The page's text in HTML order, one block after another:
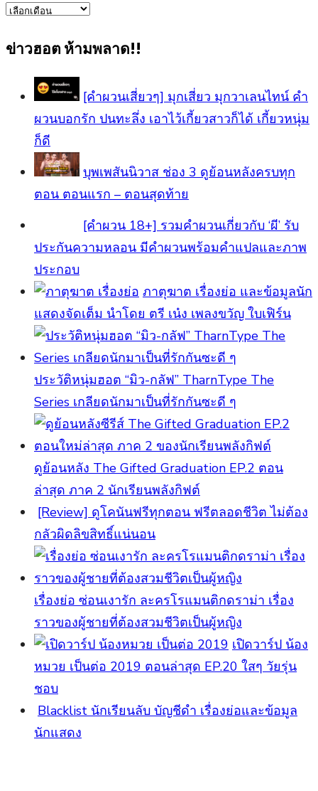
ข่าว
ข่าวฮอต ห้ามพลาด!!
[คำผวนเสี่ยวๆ] มุกเสี่ยว มุกวาเลนไทน์ คำ
ผวนบอกรัก ปนทะลึ่ง เอาไว้เกี้ยวสาวก็ได้ เกี้ยวหนุ่ม
ก็ดี
บุพเพสันนิวาส ช่อง 3 ดูย้อนหลังครบทุก
ตอน ตอนแรก – ตอนสุดท้าย
[คําผวน 18+] รวมคำผวนเกี่ยวกับ ‘ผี’ รับ
ประกันความหลอน มีคำผวนพร้อมคำแปลและภาพ
ประกอบ
ภาตุฆาต เรื่องย่อ และข้อมูลนัก
แสดงจัดเต็ม นำโดย ตรี เน๋ง เพลงขวัญ ใบเฟิร์น
ประวัติหนุ่มฮอต “มิว-กลัฟ” TharnType The
Series เกลียดนักมาเป็นที่รักกันซะดี ๆ
ดูย้อนหลัง The Gifted Graduation EP.2 ตอน
ล่าสุด ภาค 2 นักเรียนพลังกิฟต์
[Review] ดูโคนันฟรีทุกตอน ฟรีตลอดชีวิต ไม่ต้อง
กลัวผิดลิขสิทธิ์แน่นอน
เรื่องย่อ ซ่อนเงารัก ละครโรแมนติกดราม่า เรื่อง
ราวของผู้ชายที่ต้องสวมชีวิตเป็นผู้หญิง
เปิดวาร์ป น้อง
หมวย เป็นต่อ 2019 ตอนล่าสุด EP.20 ใสๆ วัยรุ่น
ชอบ
Blacklist นักเรียนลับ บัญชีดำ เรื่องย่อและข้อมูล
นักแสดง